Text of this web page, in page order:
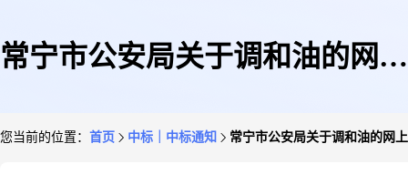
常宁市公安局关于调和油的网上
您当前的位置： 首页 中标｜中标通知 常宁市公安局关于调和油的网